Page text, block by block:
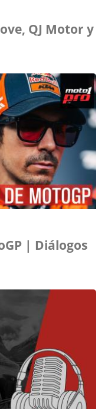
QJ Motor y
| Diálogos